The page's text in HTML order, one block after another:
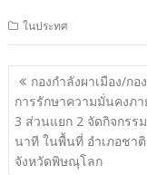
ac
e
b
o
o
k
w
itt
er
e
d
di
t
ในประทศ
แนะแนว
เรื่อง
กองกำลังผาเมือง/กอ
การรักษาความมั่นคงภ
3 ส่วนแยก 2 จัดกิจกรร
นาที ในพื้นที่ อำเภอชา
จังหวัดพิษณุโลก